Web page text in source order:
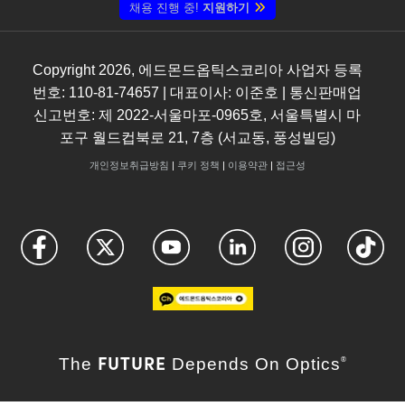
채용 진행 중! 지원하기
Copyright2026, 에드몬드옵틱스코리아 사업자 등록
번호: 110-81-74657 | 대표이사: 이준호 | 통신판매업
신고번호: 제 2022-서울마포-0965호, 서울특별시 마
포구 월드컵북로 21, 7층 (서교동, 풍성빌딩)
개인정보취급방침 쿠키 정책 이용약관| 접근성
The FUTURE Depends On Optics ®